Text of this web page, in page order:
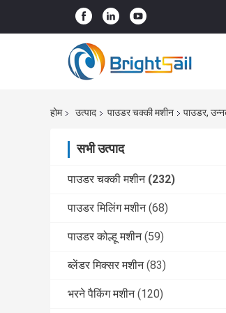
होम उत्पाद पाउडर चक्की मशीन पाउडर,
सभी उत्पाद
पाउडर चक्की मशीन (232)
पाउडर मिलिंग मशीन (68)
पाउडर कोल्हू मशीन (59)
ब्लेंडर मिक्सर मशीन (83)
भरने पैकिंग मशीन (120)